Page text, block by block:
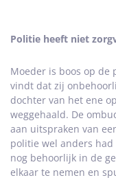
Politie heeft niet
Moeder is boos op
vindt dat zij
dochter van het ene
weggehaald. De
aan uitspraken van
politie wel anders
nog behoorlijk in de
elkaar te nemen en